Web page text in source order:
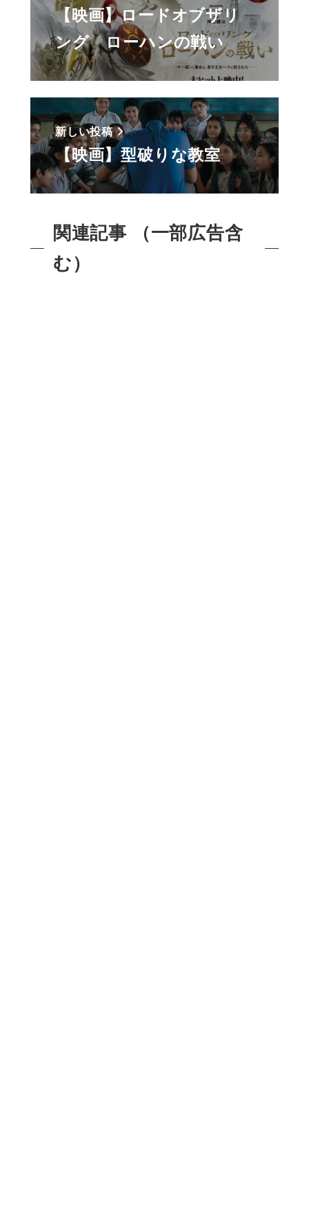
【映画】ロードオブザリ
ング ローハンの戦い
新しい投稿
【映画】型破りな教室
関連記事 （一部広告含
む）